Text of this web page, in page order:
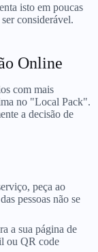
isto em poucas
considerável.
Online
com mais
no "Local Pack".
a decisão de
peça ao
pessoas não se
a sua página de
ou QR code